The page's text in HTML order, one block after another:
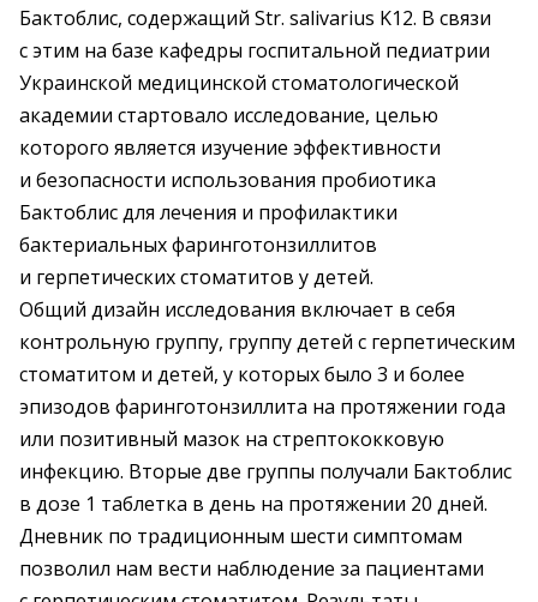
Бактоблис, содержащий Str. salivarius K12. В связи
с этим на базе кафедры госпитальной педиатрии
Украинской медицинской стоматологичес­кой
академии стартовало исследование, целью
которого является изучение эффективности
и безопасности использования пробиотика
Бактоблис для лечения и профилактики
бактериальных фаринготонзиллитов
и герпетических стоматитов у детей.
Общий дизайн исследования включает в себя
контрольную группу, группу детей с герпетическим
стоматитом и детей, у которых было 3 и более
эпизодов фаринготонзиллита на протяжении года
или позитивный мазок на стрептококковую
инфекцию. Вторые две группы получали Бактоблис
в дозе 1 таблетка в день на протяжении 20 дней.
Дневник по традиционным шести симптомам
позволил нам вести наблюдение за пациентами